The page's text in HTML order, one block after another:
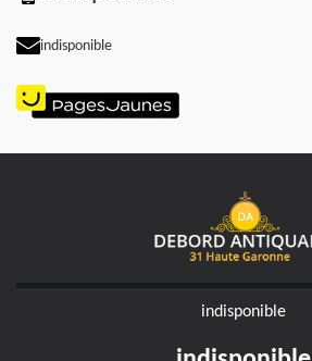
indisponible
indisponible